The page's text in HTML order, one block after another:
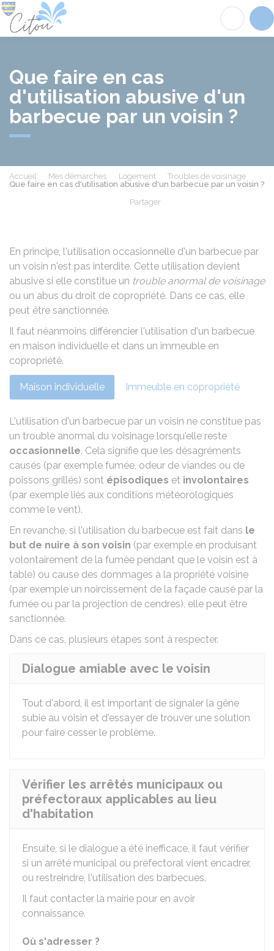
Que faire en cas
d'utilisation abusive d'un
barbecue par un voisin ?
Accueil Mes démarches Logement
Troubles de voisinage
Que faire en cas d'utilisation abusive d'un barbecue par un voisin ?
Partager
En principe, l'utilisation occasionnelle d'un barbecue par
un voisin n'est pas interdite. Cette utilisation devient
abusive si elle constitue un trouble anormal de voisinage
ou un abus du droit de copropriété. Dans ce cas, elle
peut être sanctionnée.
Il faut néanmoins différencier l'utilisation d'un barbecue
en maison individuelle et dans un immeuble en
copropriété.
Maison individuelle Immeuble en copropriété
L'utilisation d'un barbecue par un voisin ne constitue pas
un trouble anormal du voisinage lorsqu'elle reste
occasionnelle. Cela signifie que les désagréments
causés (par exemple fumée, odeur de viandes ou de
poissons grillés) sont épisodiques et involontaires
(par exemple liés aux conditions météorologiques
comme le vent).
En revanche, si l'utilisation du barbecue est fait dans le
but de nuire à son voisin (par exemple en produisant
volontairement de la fumée pendant que le voisin est à
table) ou cause des dommages à la propriété voisine
(par exemple un noircissement de la façade causé par la
fumée ou par la projection de cendres), elle peut être
sanctionnée.
Dans ce cas, plusieurs étapes sont à respecter.
Dialogue amiable avec le voisin
Tout d'abord, il est important de signaler la gêne
subie au voisin et d'essayer de trouver une solution
pour faire cesser le problème.
Vérifier les arrêtés municipaux ou
préfectoraux applicables au lieu
d'habitation
Ensuite, si le dialogue a été inefficace, il faut vérifier
si un arrêté municipal ou préfectoral vient encadrer,
ou restreindre, l'utilisation des barbecues.
Il faut contacter la mairie pour en avoir
connaissance.
Où s'adresser ?